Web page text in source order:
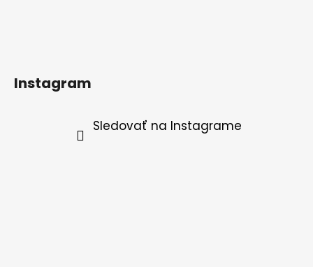
Instagram
Sledovať na Instagrame